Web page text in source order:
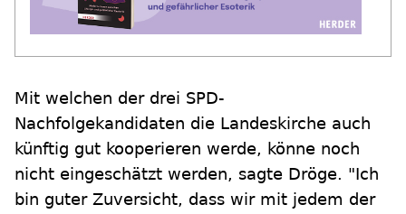
Mit welchen der drei SPD-
Nachfolgekandidaten die Landeskirche auch
künftig gut kooperieren werde, könne noch
nicht eingeschätzt werden, sagte Dröge. "Ich
bin guter Zuversicht, dass wir mit jedem der